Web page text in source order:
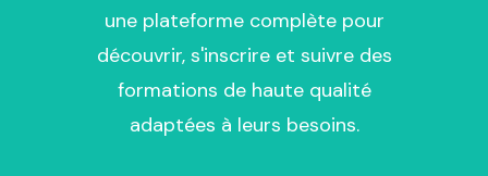
une plateforme complète pour
découvrir, s'inscrire et suivre des
formations de haute qualité
adaptées à leurs besoins.